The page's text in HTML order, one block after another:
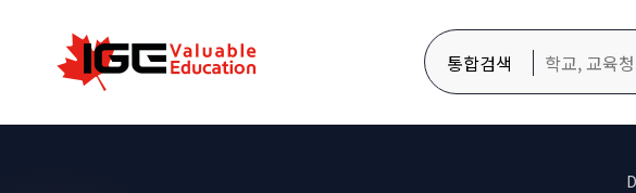
통합검색